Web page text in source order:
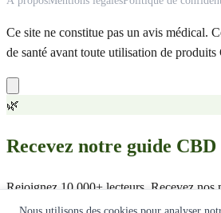
Ce site ne constitue pas un avis médical.
de santé avant toute utilisation de
🌿
Recevez notre guide
Rejoignez 10 000+ lecteurs. Recevez nos
comparatifs et offres exclusives.